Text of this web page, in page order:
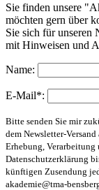
Sie finden unsere
möchten gern über
Sie sich für unseren
mit Hinweisen und
Name:
E-Mail*:
Bitte senden Sie mir
dem Newsletter-
Erhebung, Verarbeitung
Datenschutzerklärung
künftigen Zusendung
akademie@tma-